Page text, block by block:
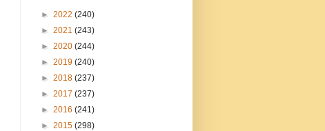
► 2022 (240)
► 2021 (243)
► 2020 (244)
► 2019 (240)
► 2018 (237)
► 2017 (237)
► 2016 (241)
► 2015 (298)